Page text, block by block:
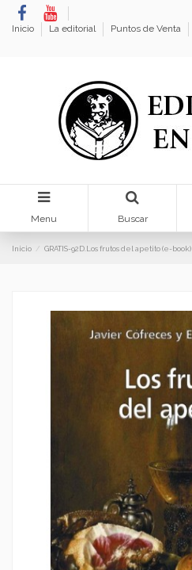
Inicio La editorial Puntos de Venta
Menu Buscar
Inicio GRATIS-92D.Los frutos del apetito (e-book)